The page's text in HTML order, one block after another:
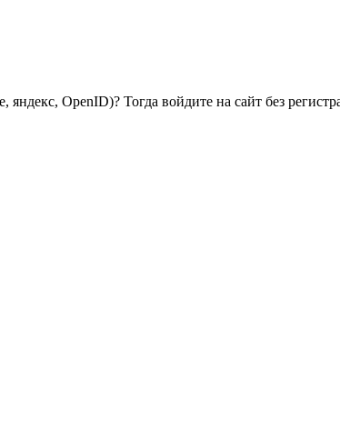
OpenID)? Тогда войдите на сайт без